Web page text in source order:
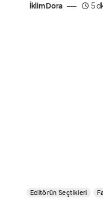
İklim Dora 5
Editörün Seçtikleri